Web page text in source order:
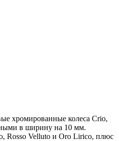
хромированные колеса Crio,
в ширину на 10 мм.
Rosso Velluto и Oro Lirico, плюс